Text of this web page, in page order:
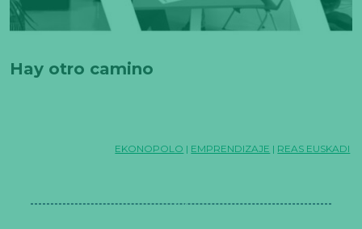
Hay otro camino
EKONOPOLO | EMPRENDIZAJE | REAS EUSKADI